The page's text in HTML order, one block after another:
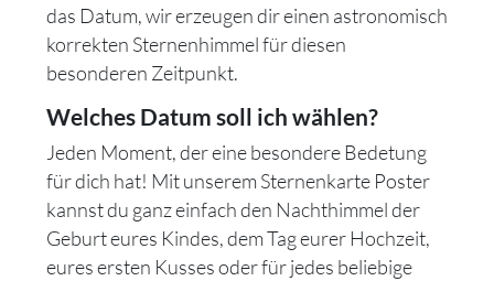
das Datum, wir erzeugen dir einen astronomisch
korrekten Sternenhimmel für diesen
besonderen Zeitpunkt.
Welches Datum soll ich wählen?
Jeden Moment, der eine besondere Bedetung
für dich hat! Mit unserem Sternenkarte Poster
kannst du ganz einfach den Nachthimmel der
Geburt eures Kindes, dem Tag eurer Hochzeit,
eures ersten Kusses oder für jedes beliebige